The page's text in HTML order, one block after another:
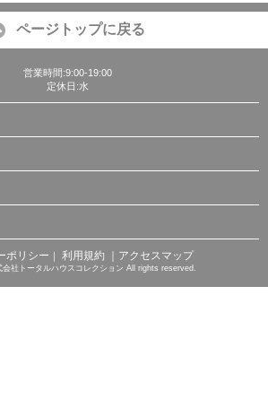
ページトップに戻る
営業時間:9:00-19:00
定休日:水
ポリシー ｜ 利用規約 ｜アクセスマップ
社トータルハウスコレクション All rights reserved.